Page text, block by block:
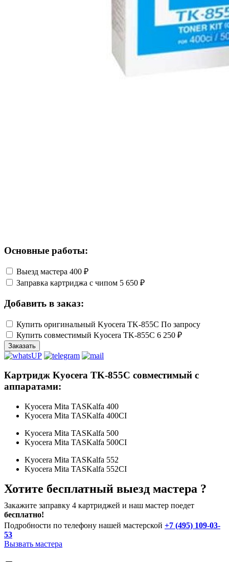
Основные работы:
Выезд мастера 400 ₽
Заправка картриджа с чипом 5 650 ₽
Добавить в заказ:
Купить оригинальный Kyocera TK-855C По запросу
Купить совместимый Kyocera TK-855C 6 250 ₽
Заказать
Картридж Kyocera TK-855C совместимый с
аппаратами:
Kyocera Mita TASKalfa 400
Kyocera Mita TASKalfa 400CI
Kyocera Mita TASKalfa 500
Kyocera Mita TASKalfa 500CI
Kyocera Mita TASKalfa 552
Kyocera Mita TASKalfa 552CI
Хотите бесплатный выезд мастера ?
Закажите заправку 4 картриджей и наш мастер поедет
бесплатно!
Подробности по телефону нашей мастерской +7 (495) 109-03-
53
Вызвать мастера